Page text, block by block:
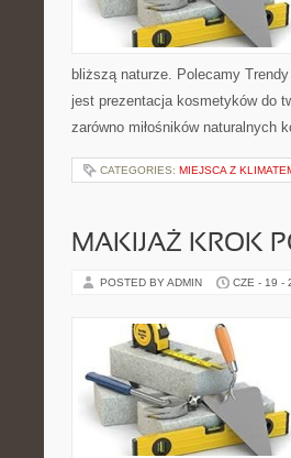
bliższą naturze. Polecamy
jest prezentacja kosmetyków do
zarówno miłośników naturalnych
CATEGORIES: MIEJSCA Z
MAKIJAŻ KROK
POSTED BY ADMIN CZE - 19 -